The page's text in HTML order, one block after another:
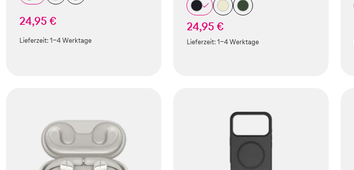
24,95 €
Lieferzeit:1-4 Werktage
24,95 €
Lieferzeit:1-4 Werktage